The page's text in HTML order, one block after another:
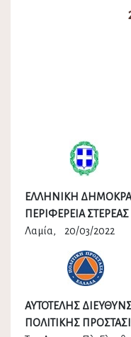
ΕΛΛΗΝΙΚΗ
Λαμία, 20/03/2022
ΑΥΤΟΤΕΛΗΣ
ΠΟΛΙΤΙΚΗΣ